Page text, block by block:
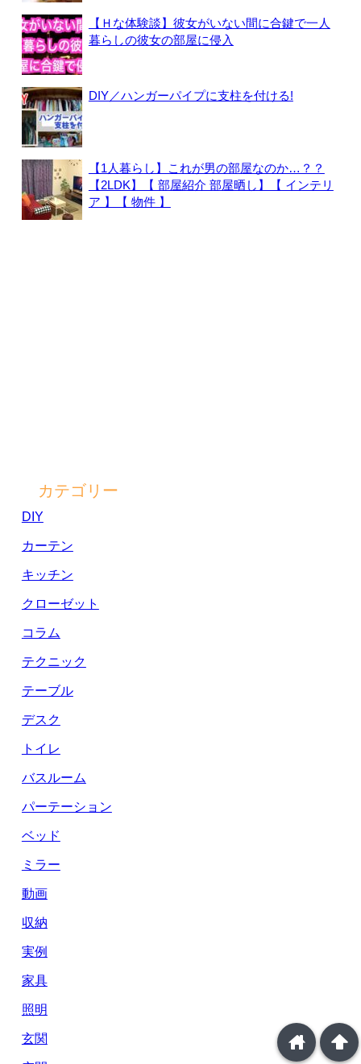
【Ｈな体験談】彼女がいない間に合鍵で一人
暮らしの彼女の部屋に侵入
DIY／ハンガーパイプに支柱を付ける!
【1人暮らし】これが男の部屋なのか…？？
【2LDK】【 部屋紹介 部屋晒し】【 インテリ
ア 】【 物件 】
カテゴリー
DIY
カーテン
キッチン
クローゼット
コラム
テクニック
テーブル
デスク
トイレ
バスルーム
パーテーション
ベッド
ミラー
動画
収納
実例
家具
照明
玄関
arrowup
home